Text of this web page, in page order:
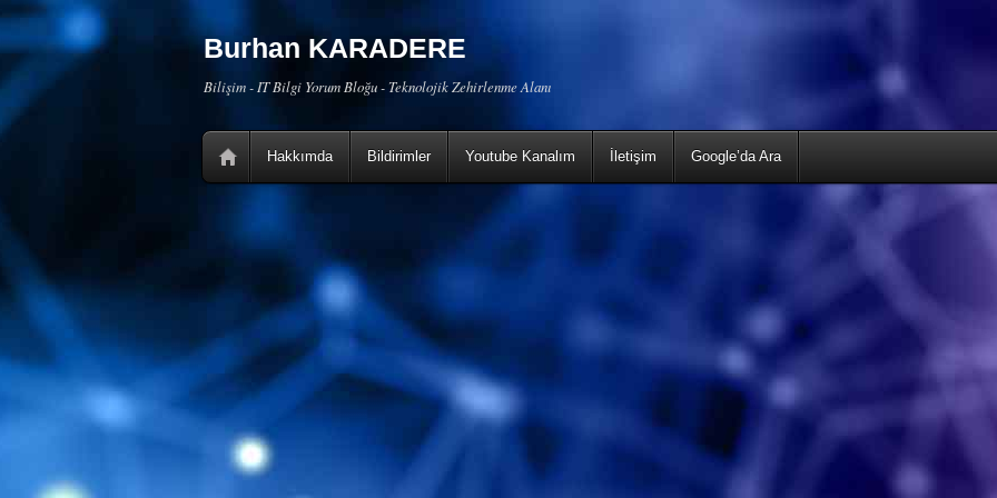
Burhan KARADERE
Bilişim - IT Bilgi Yorum Bloğu - Teknolojik Zehirlenme Alanı
Hakkımda Bildirimler Youtube Kanalım İletişim Google’da Ara